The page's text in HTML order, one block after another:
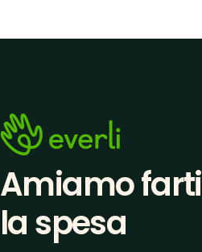
Amiamo farti
la spesa